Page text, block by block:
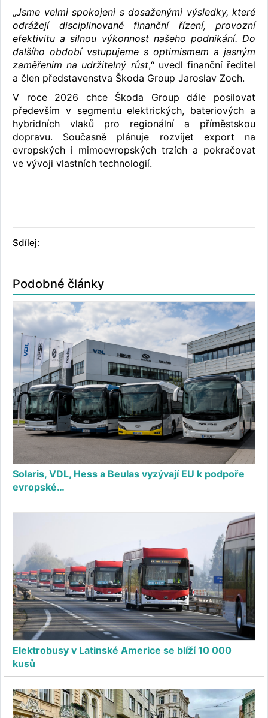
„Jsme velmi spokojeni s dosaženými výsledky, které
odrážejí disciplinované finanční řízení, provozní
efektivitu a silnou výkonnost našeho podnikání. Do
dalšího období vstupujeme s optimismem a jasným
zaměřením na udržitelný růst,“ uvedl finanční ředitel
a člen představenstva Škoda Group Jaroslav Zoch.
V roce 2026 chce Škoda Group dále posilovat
především v segmentu elektrických, bateriových a
hybridních vlaků pro regionální a příměstskou
dopravu. Současně plánuje rozvíjet export na
evropských i mimoevropských trzích a pokračovat
ve vývoji vlastních technologií.
Sdílej:
Podobné články
Solaris, VDL, Hess a Beulas vyzývají EU k podpoře
evropské…
Elektrobusy v Latinské Americe se blíží 10 000
kusů